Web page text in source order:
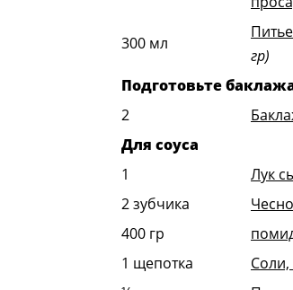
300 мл
гр)
Подготовьте
2
Для соуса
1
Лук
2зубчика
400 гр
1 щепотка